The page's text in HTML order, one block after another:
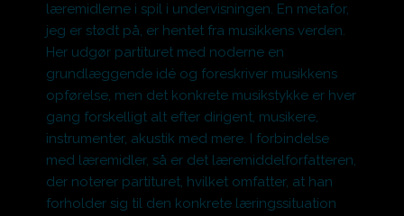
læremidlerne i spil i undervisningen. En metafor,
jeg er stødt på, er hentet fra musikkens verden.
Her udgør partituret med noderne en
grundlæggende idé og foreskriver musikkens
opførelse, men det konkrete musikstykke er hver
gang forskelligt alt efter dirigent, musikere,
instrumenter, akustik med mere. I forbindelse
med læremidler, så er det læremiddelforfatteren,
der noterer partituret, hvilket omfatter, at han
forholder sig til den konkrete læringssituation